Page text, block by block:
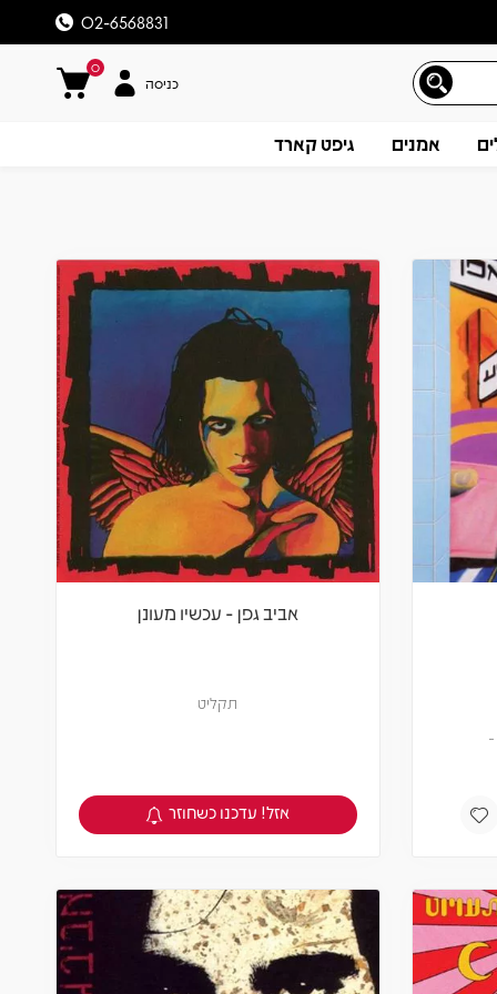
02-6568831
0
כניסה
אמנים גיפט קארד
אביב גפן - עכשיו מעונן
תקליט
צפיה במוצר
אזל! עדכנו כשחוזר